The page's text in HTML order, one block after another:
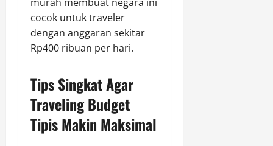
cocok untuk traveler
dengan anggaran sekitar
Rp400 ribuan per hari.
Tips Singkat Agar
Traveling Budget
Tipis Makin Maksimal